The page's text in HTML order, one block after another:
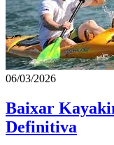
06/03/2026
Baixar
Definitiva